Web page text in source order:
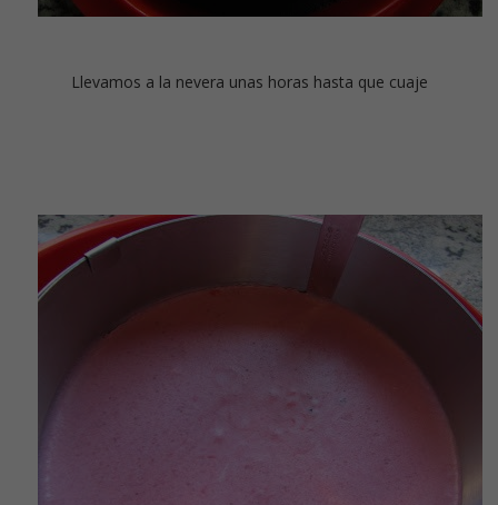
Llevamos a la nevera unas horas hasta que cuaje